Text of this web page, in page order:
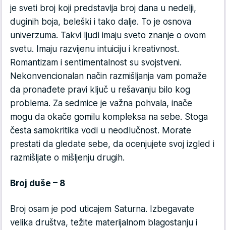
je sveti broj koji predstavlja broj dana u nedelji,
duginih boja, beleški i tako dalje. To je osnova
univerzuma. Takvi ljudi imaju sveto znanje o ovom
svetu. Imaju razvijenu intuiciju i kreativnost.
Romantizam i sentimentalnost su svojstveni.
Nekonvencionalan način razmišljanja vam pomaže
da pronađete pravi ključ u rešavanju bilo kog
problema. Za sedmice je važna pohvala, inače
mogu da okače gomilu kompleksa na sebe. Stoga
česta samokritika vodi u neodlučnost. Morate
prestati da gledate sebe, da ocenjujete svoj izgled i
razmišljate o mišljenju drugih.
Broj duše – 8
Broj osam je pod uticajem Saturna. Izbegavate
velika društva, težite materijalnom blagostanju i